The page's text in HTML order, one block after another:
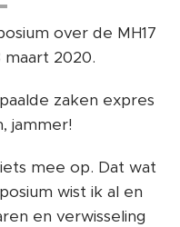
over de MH17
2020.
zaken expres
jammer!
mee op. Dat wat
wist ik al en
en verwisseling